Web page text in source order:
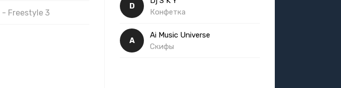
- Freestyle 3
D
Конфетка
A
Ai Music Universe
Скифы